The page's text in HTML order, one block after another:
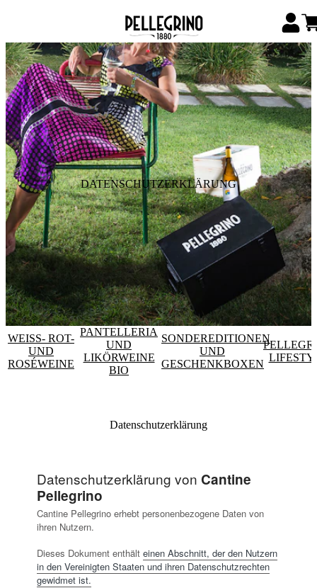
DATENSCHUTZERKLÄRUNG
WEISS- ROT- U
ND R
OSÉWEINE
PANTELLERIA
UND
LIKÖRWEINE
BIO
SONDEREDITIONEN
UND
GESCHENKBOXEN
Datenschutzerklärung
Datenschutzerklärung von Cantine
Pellegrino
Cantine Pellegrino erhebt personenbezogene Daten von
ihren Nutzern.
Dieses Dokument enthält einen Abschnitt, der den Nutzern
in den Vereinigten Staaten und ihren Datenschutzrechten
gewidmet ist.